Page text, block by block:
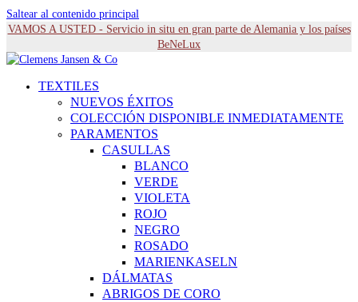
Saltear al contenido principal
VAMOS A USTED - Servicio in situ en gran parte de Alemania y los países
BeNeLux
TEXTILES
NUEVOS ÉXITOS
COLECCIÓN DISPONIBLE INMEDIATAMENTE
PARAMENTOS
CASULLAS
BLANCO
VERDE
VIOLETA
ROJO
NEGRO
ROSADO
MARIENKASELN
DÁLMATAS
ABRIGOS DE CORO